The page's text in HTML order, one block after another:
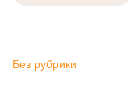
Без рубрики